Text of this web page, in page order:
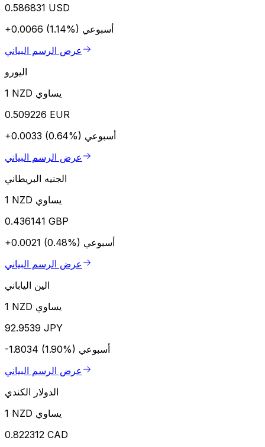
0.586831 USD
+0.0066 (1.14%) أسبوعي
عرض الرسم البياني
اليورو
1 NZD يساوي
0.509226 EUR
+0.0033 (0.64%) أسبوعي
عرض الرسم البياني
الجنيه البريطاني
1 NZD يساوي
0.436141 GBP
+0.0021 (0.48%) أسبوعي
عرض الرسم البياني
الين الياباني
1 NZD يساوي
92.9539 JPY
-1.8034 (1.90%) أسبوعي
عرض الرسم البياني
الدولار الكندي
1 NZD يساوي
0.822312 CAD